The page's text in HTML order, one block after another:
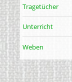
Tragetücher
Unterricht
Weben